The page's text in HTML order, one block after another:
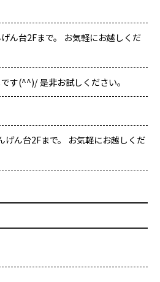
ん台2Fまで。 お気軽にお越しくだ
す(^^)/ 是非お試しください。
ん台2Fまで。 お気軽にお越しくだ